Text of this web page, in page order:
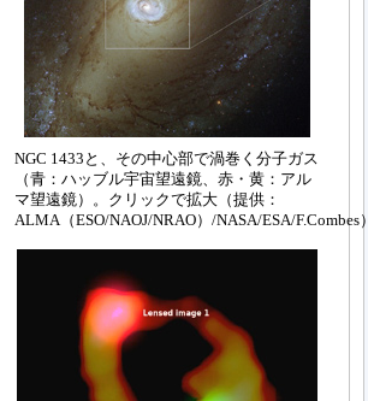
NGC 1433と、その中心部で渦巻く分子ガス
（青：ハッブル宇宙望遠鏡、赤・黄：アル
マ望遠鏡）。クリックで拡大（提供：
ALMA（ESO/NAOJ/NRAO）/NASA/ESA/F.Combes）